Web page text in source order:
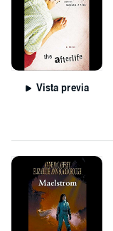
Vista previa